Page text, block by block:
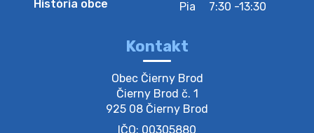
lesz https://ciernybrod.sk?p=214…
Zber separovaného odpadu plastu-
Szeparált műanya…
Oznamujeme obyvateľom, že v stredu 05. augusta
prebehne zber separovaného odpadu plastu. Prosíme
obyvateľov, aby vrecia s odpadom vyložili pred dom už
História obce
Pia
7:30 -13:30
Kontakt
Obec Čierny Brod
Čierny Brod č. 1
925 08 Čierny Brod
IČO: 00305880